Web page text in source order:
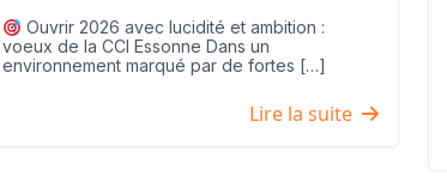
Ouvrir 2026 avec lucidité et ambition :
voeux de la CCI Essonne Dans un
environnement marqué par de fortes […]
Lire la suite